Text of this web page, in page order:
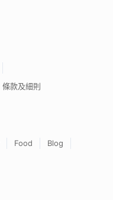
條款及細則
Food
Blog